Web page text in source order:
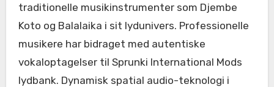
traditionelle musikinstrumenter som Djembe
Koto og Balalaika i sit lydunivers. Professionelle
musikere har bidraget med autentiske
vokaloptagelser til Sprunki International Mods
lydbank. Dynamisk spatial audio-teknologi i